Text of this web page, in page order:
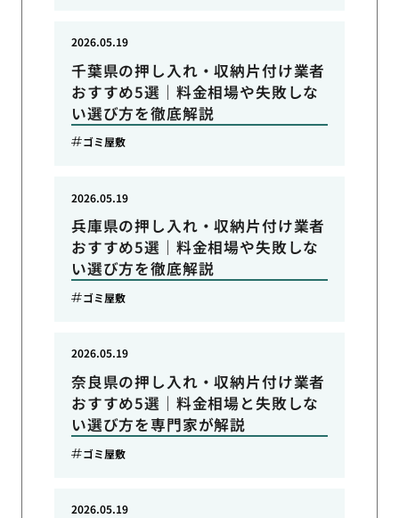
千葉県の押し入れ・収納片付け業者
おすすめ5選｜料金相場や失敗しな
い選び方を徹底解説
2026.05.19
ゴミ屋敷
兵庫県の押し入れ・収納片付け業者
おすすめ5選｜料金相場や失敗しな
い選び方を徹底解説
2026.05.19
ゴミ屋敷
奈良県の押し入れ・収納片付け業者
おすすめ5選｜料金相場と失敗しな
い選び方を専門家が解説
2026.05.19
ゴミ屋敷
2026.05.19